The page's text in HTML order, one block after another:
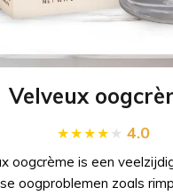
Velveux
4.0
oogcrème is een
oogproblemen zoals